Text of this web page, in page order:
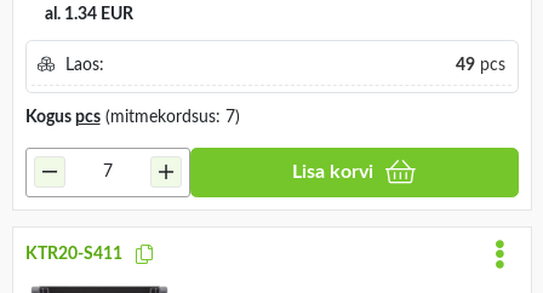
al. 1.34 EUR
Laos: 49pcs
Kogus pcs(mitmekordsus: 7)
Lisa korvi
KTR20-S411